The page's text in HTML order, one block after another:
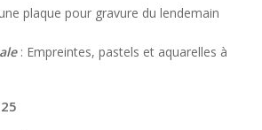
plaque pour gravure du lendemain
: Empreintes, pastels et aquarelles à